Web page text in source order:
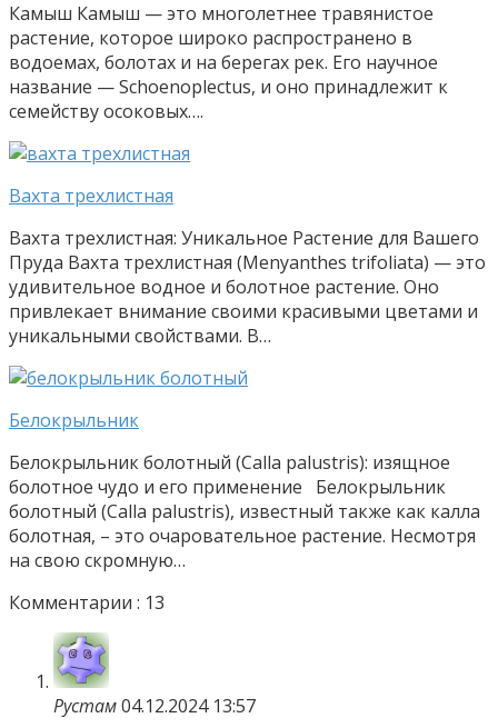
Камыш Камыш — это многолетнее травянистое
растение, которое широко распространено в
водоемах, болотах и на берегах рек. Его научное
название — Schoenoplectus, и оно принадлежит к
семейству осоковых….
Вахта трехлистная
Вахта трехлистная: Уникальное Растение для Вашего
Пруда Вахта трехлистная (Menyanthes trifoliata) — это
удивительное водное и болотное растение. Оно
привлекает внимание своими красивыми цветами и
уникальными свойствами. В…
Белокрыльник
Белокрыльник болотный (Calla palustris): изящное
болотное чудо и его применение Белокрыльник
болотный (Calla palustris), известный также как калла
болотная, – это очаровательное растение. Несмотря
на свою скромную…
Комментарии : 13
Рустам04.12.2024 13:57